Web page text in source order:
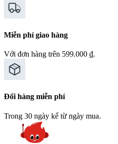
Miễn phí giao hàng
Với đơn hàng trên 599.000 ₫.
Đổi hàng miễn phí
Trong 30 ngày kể từ ngày mua.